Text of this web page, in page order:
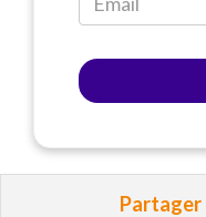
Partager